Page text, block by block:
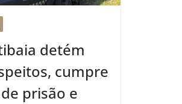
detém
cumpre
prisão e